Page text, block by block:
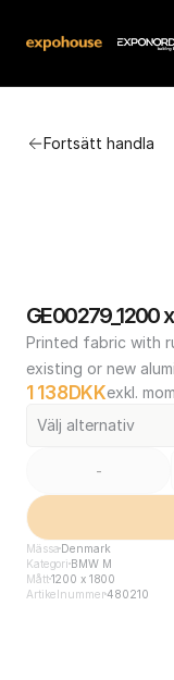
Fortsätt handla
GE00279_1200
Printed fabric with
existing or new
1 138DKKexkl.
Välj alternativ
-
Mässa Denmark
Kategori BMW M
Mått1200 x 1800
Artikelnummer480210